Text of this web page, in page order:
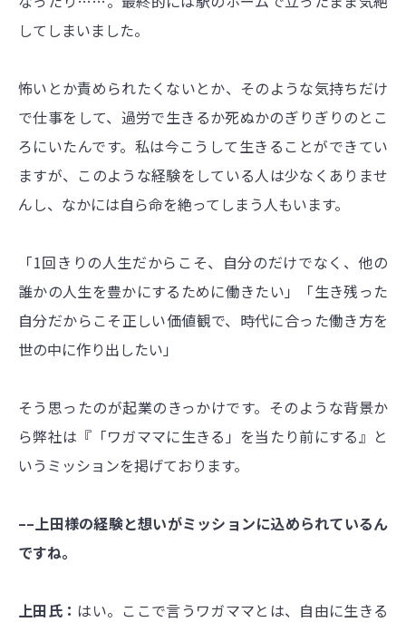
してしまいました。
怖いとか責められたくないとか、そのような気持ちだけ
で仕事をして、過労で生きるか死ぬかのぎりぎりのとこ
ろにいたんです。私は今こうして生きることができてい
ますが、このような経験をしている人は少なくありませ
んし、なかには自ら命を絶ってしまう人もいます。
「1回きりの人生だからこそ、自分のだけでなく、他の
誰かの人生を豊かにするために働きたい」「生き残った
自分だからこそ正しい価値観で、時代に合った働き方を
世の中に作り出したい」
そう思ったのが起業のきっかけです。そのような背景か
ら弊社は『「ワガママに生きる」を当たり前にする』と
いうミッションを掲げております。
––上田様の経験と想いがミッションに込められているん
ですね。
上田氏： はい。ここで言うワガママとは、自由に生きる